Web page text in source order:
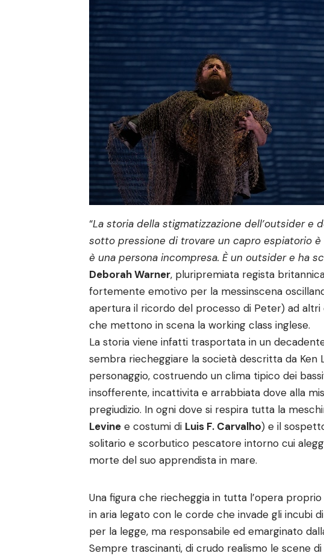
“La storia della stigmatizzazione dell’outsider e
sotto pressione di trovare un capro espiatorio
è una persona incompresa. È un outsider e ha
Deborah Warner, pluripremiata regista
fortemente emotivo per la messinscena
apertura il ricordo del processo di Peter) ad
che mettono in scena la working class inglese.
La storia viene infatti trasportata in un
sembra riecheggiare la società descritta da Ken
personaggio, costruendo un clima tipico dei
insofferente, incattivita e arrabbiata dove alla
pregiudizio. In ogni dove si respira tutta la
Levine e costumi di Luis F. Carvalho) e il
solitario e scorbutico pescatore intorno cui
morte del suo apprendista in mare.
Una figura che riecheggia in tutta l’opera
in aria legato con le corde che invade gli incubi
per la legge, ma responsabile ed emarginato
Sempre trascinanti, di crudo realismo le scene